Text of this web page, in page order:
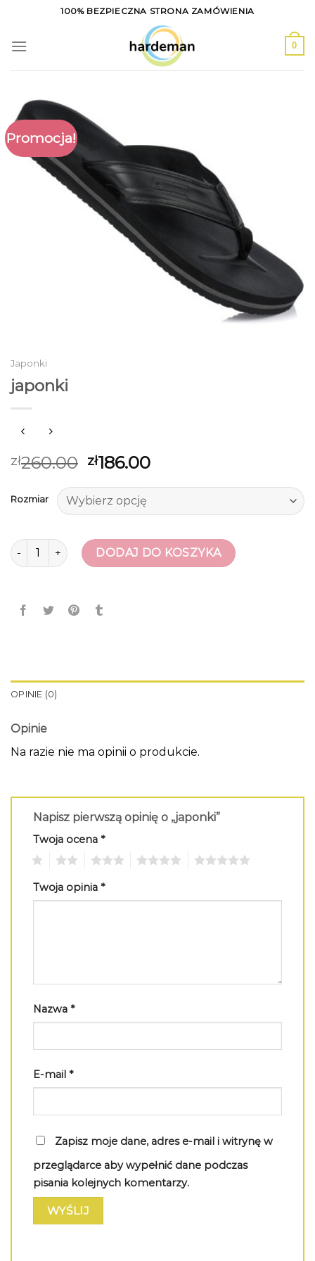
content
100% BEZPIECZNA STRONA ZAMÓWIENIA
0
Promocja!
Japonki
japonki
zł260.00 zł186.00
Rozmiar
ilość japonki DODAJ DO KOSZYKA
OPINIE (0)
Opinie
Na razie nie ma opinii o produkcie.
Napisz pierwszą opinię o „japonki”
Twoja ocena *
Twoja opinia *
Nazwa *
E-mail *
Zapisz moje dane, adres e-mail i witrynę w
przeglądarce aby wypełnić dane podczas
pisania kolejnych komentarzy.